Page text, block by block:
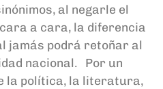
al negarle el
a cara, la diferencia
jamás podrá retoñar al
nacional. Por un
la política, la literatura,